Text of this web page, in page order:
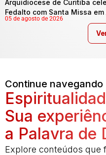
Arquidiocese de Curitiba
Fedalto com Santa Missa
05 de agosto de 2026
Continue navegando
Sua
a Palavra de
Explore conteúdos que